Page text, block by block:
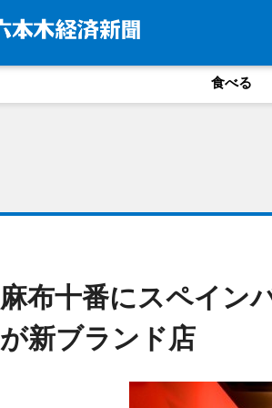
食べる
麻布十番にスペイン
が新ブランド店